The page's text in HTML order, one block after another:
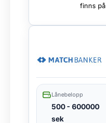
finns på
Lånebelopp
500 - 600000
sek